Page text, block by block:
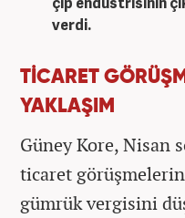
verdi.
TİCARET
YAKLAŞIM
Güney Kore, Nisan
ticaret
gümrük vergisini